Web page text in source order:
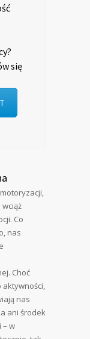
się
Co
nas
Choć
aktywności,
nas
ani środek
– w